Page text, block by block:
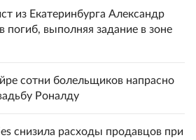
из Екатеринбурга Александр
погиб, выполняя задание в зоне
сотни болельщиков напрасно
Роналду
снизила расходы продавцов при